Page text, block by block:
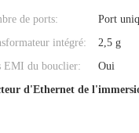
de ports:
Port
intégré:
2,5 g
EMI du bouclier:
Oui
d'Ethernet de